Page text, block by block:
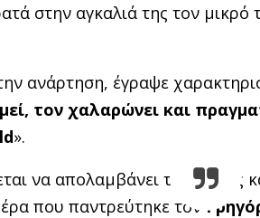
στην αγκαλιά της τον
ανάρτηση, έγραψε
τον χαλαρώνει και
».
να απολαμβάνει τη νέα της
που παντρεύτηκε τον